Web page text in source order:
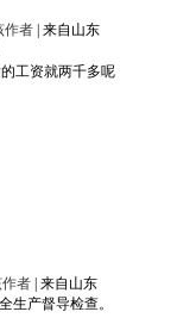
作者 来自山东
工资就两千多呢
作者 来自山东
生产督导检查。